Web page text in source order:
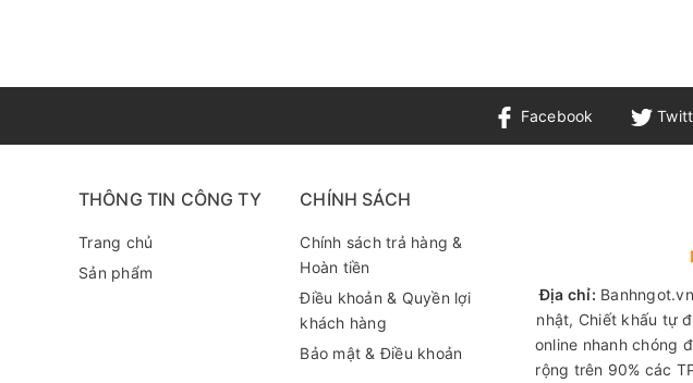
Facebook
THÔNG TIN CÔNG TY
Trang chủ
Sản phẩm
CHÍNH SÁCH
Chính sách trả hàng &
Hoàn tiền
Điều khoản & Quyền lợi
khách hàng
Bảo mật & Điều khoản
Địa chỉ:
nhật, Chiết khấu tự
online nhanh chóng
rộng trên 90% các